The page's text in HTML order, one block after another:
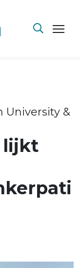
University &
lijkt